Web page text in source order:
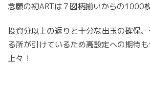
念願の初ARTは７図柄揃いからの1000
投資分以上の返りと十分な出玉の確保
る所が引けているため高設定への期待
上々！